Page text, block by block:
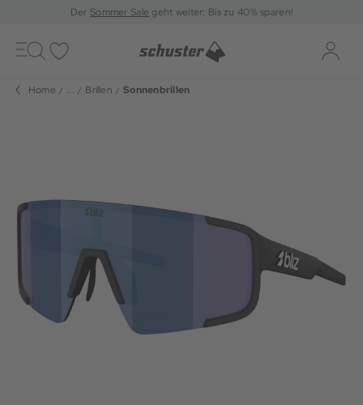
DerSommer Sale geht weiter: Bis zu 40% sparen!
Toggle
navigation
Home ... Brillen Sonnenbrillen